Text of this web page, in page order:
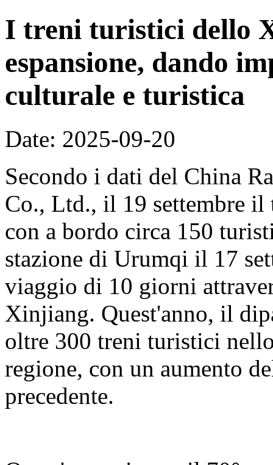
I treni turistici dello
espansione, dando
culturale e turistica
Date: 2025-09-20
Secondo i dati del China
Co., Ltd., il 19 settembre
con a bordo circa 150
stazione di Urumqi il 17
viaggio di 10 giorni
Xinjiang. Quest'anno, il
oltre 300 treni turistici
regione, con un aumento
precedente.